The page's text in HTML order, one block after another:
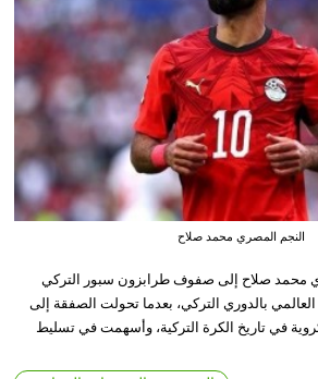
النجم المصري محمد صلاح
محمد صلاح إلى صفوف طرابزون سبور التركي
العالمي بالدوري التركي، بعدما تحولت الصفقة إلى
في تاريخ الكرة التركية، وأسهمت في تسليط